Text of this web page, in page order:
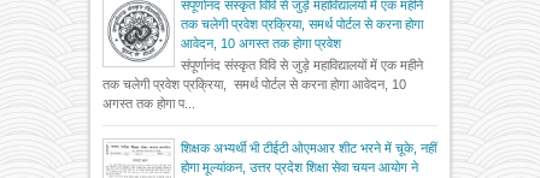
संपूर्णानंद संस्कृत विवि से जुड़े महाविद्यालयों में एक महीने
तक चलेगी प्रवेश प्रक्रिया, समर्थ पोर्टल से करना होगा
आवेदन, 10 अगस्त तक होगा प्रवेश
संपूर्णानंद संस्कृत विवि से जुड़े महाविद्यालयों में एक महीने
तक चलेगी प्रवेश प्रक्रिया, समर्थ पोर्टल से करना होगा आवेदन, 10
अगस्त तक होगा प...
शिक्षक अभ्यर्थी भी टीईटी ओएमआर शीट भरने में चूके, नहीं
होगा मूल्यांकन, उत्तर प्रदेश शिक्षा सेवा चयन आयोग ने